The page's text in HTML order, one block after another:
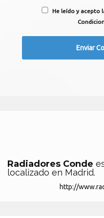
He leído y acepto
Radiadores Conde
localizado en Madrid.
http://